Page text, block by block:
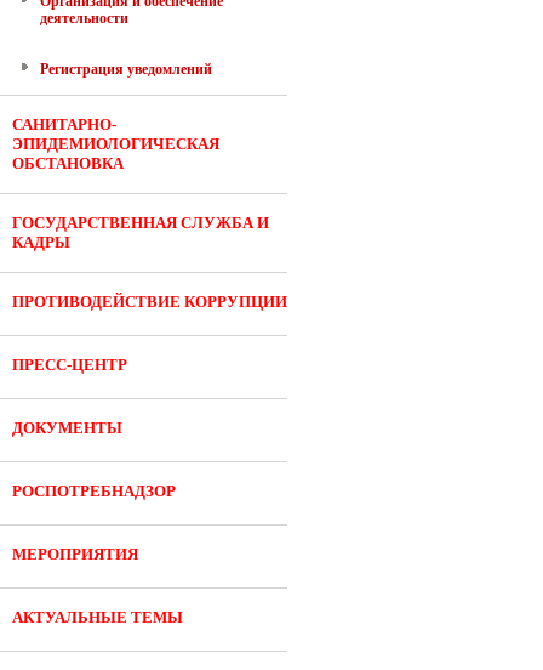
деятельности
Регистрация уведомлений
САНИТАРНО-
ЭПИДЕМИОЛОГИЧЕСКАЯ
ОБСТАНОВКА
ГОСУДАРСТВЕННАЯ СЛУЖБА И
КАДРЫ
ПРОТИВОДЕЙСТВИЕ КОРРУПЦИИ
ПРЕСС-ЦЕНТР
ДОКУМЕНТЫ
РОСПОТРЕБНАДЗОР
МЕРОПРИЯТИЯ
АКТУАЛЬНЫЕ ТЕМЫ